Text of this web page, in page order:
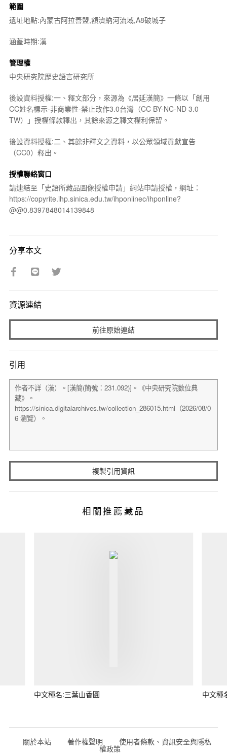
範圍
遺址地點:內蒙古阿拉善盟,額濟納河流域,A8破城子
涵蓋時期:漢
管理權
中央研究院歷史語言研究所
後設資料授權:一、釋文部分，來源為《居延漢簡》一條以「創用
CC姓名標示-非商業性-禁止改作3.0台灣（CC BY-NC-ND 3.0
TW）」授權條款釋出，其餘來源之釋文權利保留。
後設資料授權:二、其餘非釋文之資料，以公眾領域貢獻宣告
（CC0）釋出。
授權聯絡窗口
請連結至「史語所藏品圖像授權申請」網站申請授權，網址：
https://copyrite.ihp.sinica.edu.tw/ihponlinec/ihponline?
@@0.8397848014139848
分享本文
資源連結
前往原始連結
引用
複製引用資訊
相關推薦藏品
中文種名:三葉山香圓 中文種
關於本站 著作權聲明 使用者條款、資訊安全與隱私
權政策